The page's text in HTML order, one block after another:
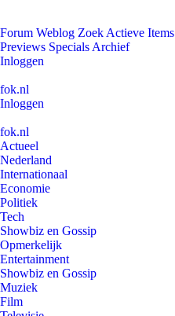
Forum Weblog Zoek Actieve Items
Previews Specials Archief
Inloggen
fok.nl
Inloggen
fok.nl
Actueel
Nederland
Internationaal
Economie
Politiek
Tech
Showbiz en Gossip
Opmerkelijk
Entertainment
Showbiz en Gossip
Muziek
Film